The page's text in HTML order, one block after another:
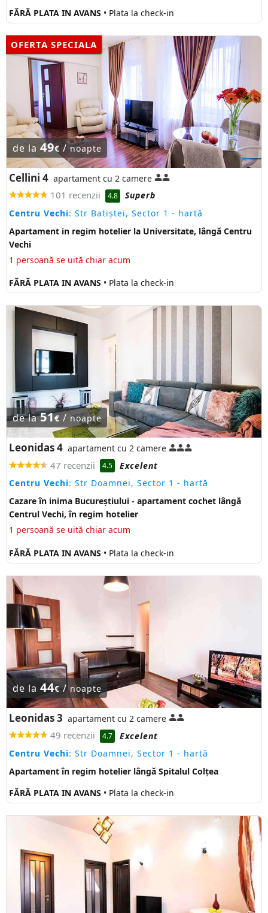
FĂRĂ PLATA IN AVANS • Plata la check-in
OFERTA SPECIALA
de la 49€/noapte
Cellini 4 apartament cu 2 camere
101 recenzii 4.8
Superb
Centru Vechi: Str Batiștei, Sector 1 - hartă
Apartament in regim hotelier la Universitate, lângă Centru
Vechi
1 persoană se uită chiar acum
FĂRĂ PLATA IN AVANS • Plata la check-in
de la51€ / noapte
Leonidas 4 apartament cu 2 camere
47 recenzii 4.5
Excelent
Centru Vechi: Str Doamnei, Sector 1 - hartă
Cazare în inima Bucureștiului - apartament cochet lângă
Centrul Vechi, în regim hotelier
1 persoană se uită chiar acum
FĂRĂ PLATA IN AVANS • Plata la check-in
de la 44€/noapte
Leonidas 3 apartament cu 2 camere
49 recenzii 4.7
Excelent
Centru Vechi: Str Doamnei, Sector 1 - hartă
Apartament în regim hotelier lângă Spitalul Colțea
FĂRĂ PLATA IN AVANS • Plata la check-in